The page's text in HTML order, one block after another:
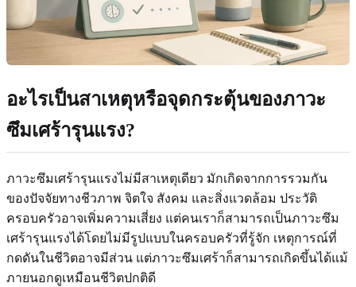
อะไรเป็นสาเหตุหรือจุดกระตุ้นของภาวะ
ซึมเศร้ารุนแรง?
ภาวะซึมเศร้ารุนแรงไม่มีสาเหตุเดียว มักเกิดจากการรวมกัน
ของปัจจัยทางชีวภาพ จิตใจ สังคม และสิ่งแวดล้อม ประวัติ
ครอบครัวอาจเพิ่มความเสี่ยง แต่คนเราก็สามารถเป็นภาวะซึม
เศร้ารุนแรงได้โดยไม่มีรูปแบบในครอบครัวที่รู้จัก เหตุการณ์ที่
กดดันในชีวิตอาจมีส่วน แต่ภาวะซึมเศร้าก็สามารถเกิดขึ้นได้แม้
ภายนอกดูเหมือนชีวิตปกติดี